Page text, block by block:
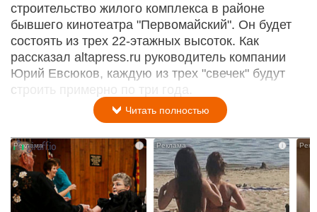
строительство жилого комплекса в районе
бывшего кинотеатра "Первомайский". Он будет
состоять из трех 22-этажных высоток. Как
рассказал altapress.ru руководитель компании
Юрий Евсюков, каждую из трех "свечек" будут
строить примерно по три года.
Читать полностью
i